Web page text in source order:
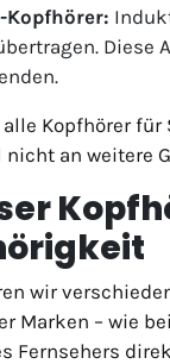
Diese
Kopfhörer für
an weitere
wir
Marken – wie
Fernsehers